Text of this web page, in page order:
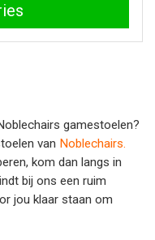
gamestoelen?
van Noblechairs.
kom dan langs in
bij ons een ruim
jou klaar staan om